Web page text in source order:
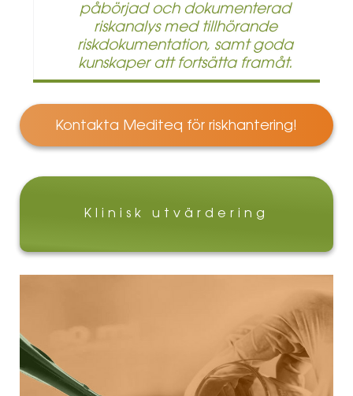
påbörjad och dokumenterad
riskanalys med tillhörande
riskdokumentation, samt goda
kunskaper att fortsätta framåt.
Kontakta Mediteq för riskhantering!
Klinisk utvärdering